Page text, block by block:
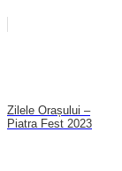
Zilele Orașului –
Piatra Fest 2023